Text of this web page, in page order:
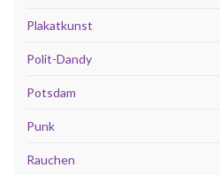
Plakatkunst
Polit-Dandy
Potsdam
Punk
Rauchen